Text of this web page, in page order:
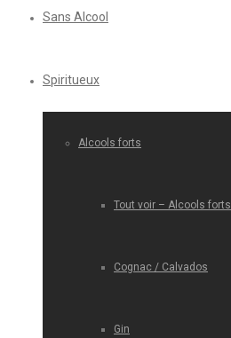
Sans Alcool
Spiritueux
Alcools forts
Tout voir – Alcools forts
Cognac / Calvados
Gin